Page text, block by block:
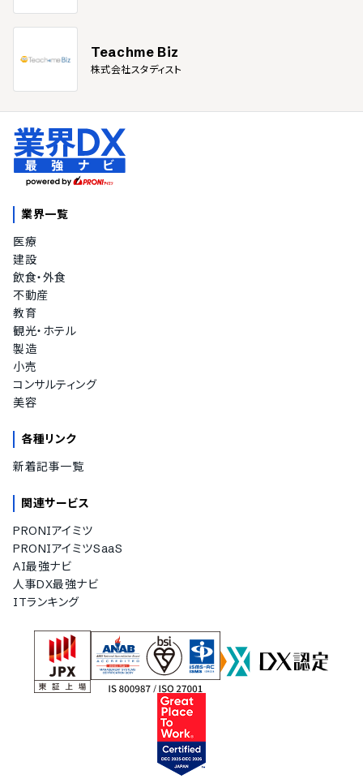
Teachme Biz
株式会社スタディスト
業界一覧
医療
建設
飲食・外食
不動産
教育
観光・ホテル
製造
小売
コンサルティング
美容
各種リンク
新着記事一覧
関連サービス
PRONIアイミツ
PRONIアイミツSaaS
AI最強ナビ
人事DX最強ナビ
ITランキング